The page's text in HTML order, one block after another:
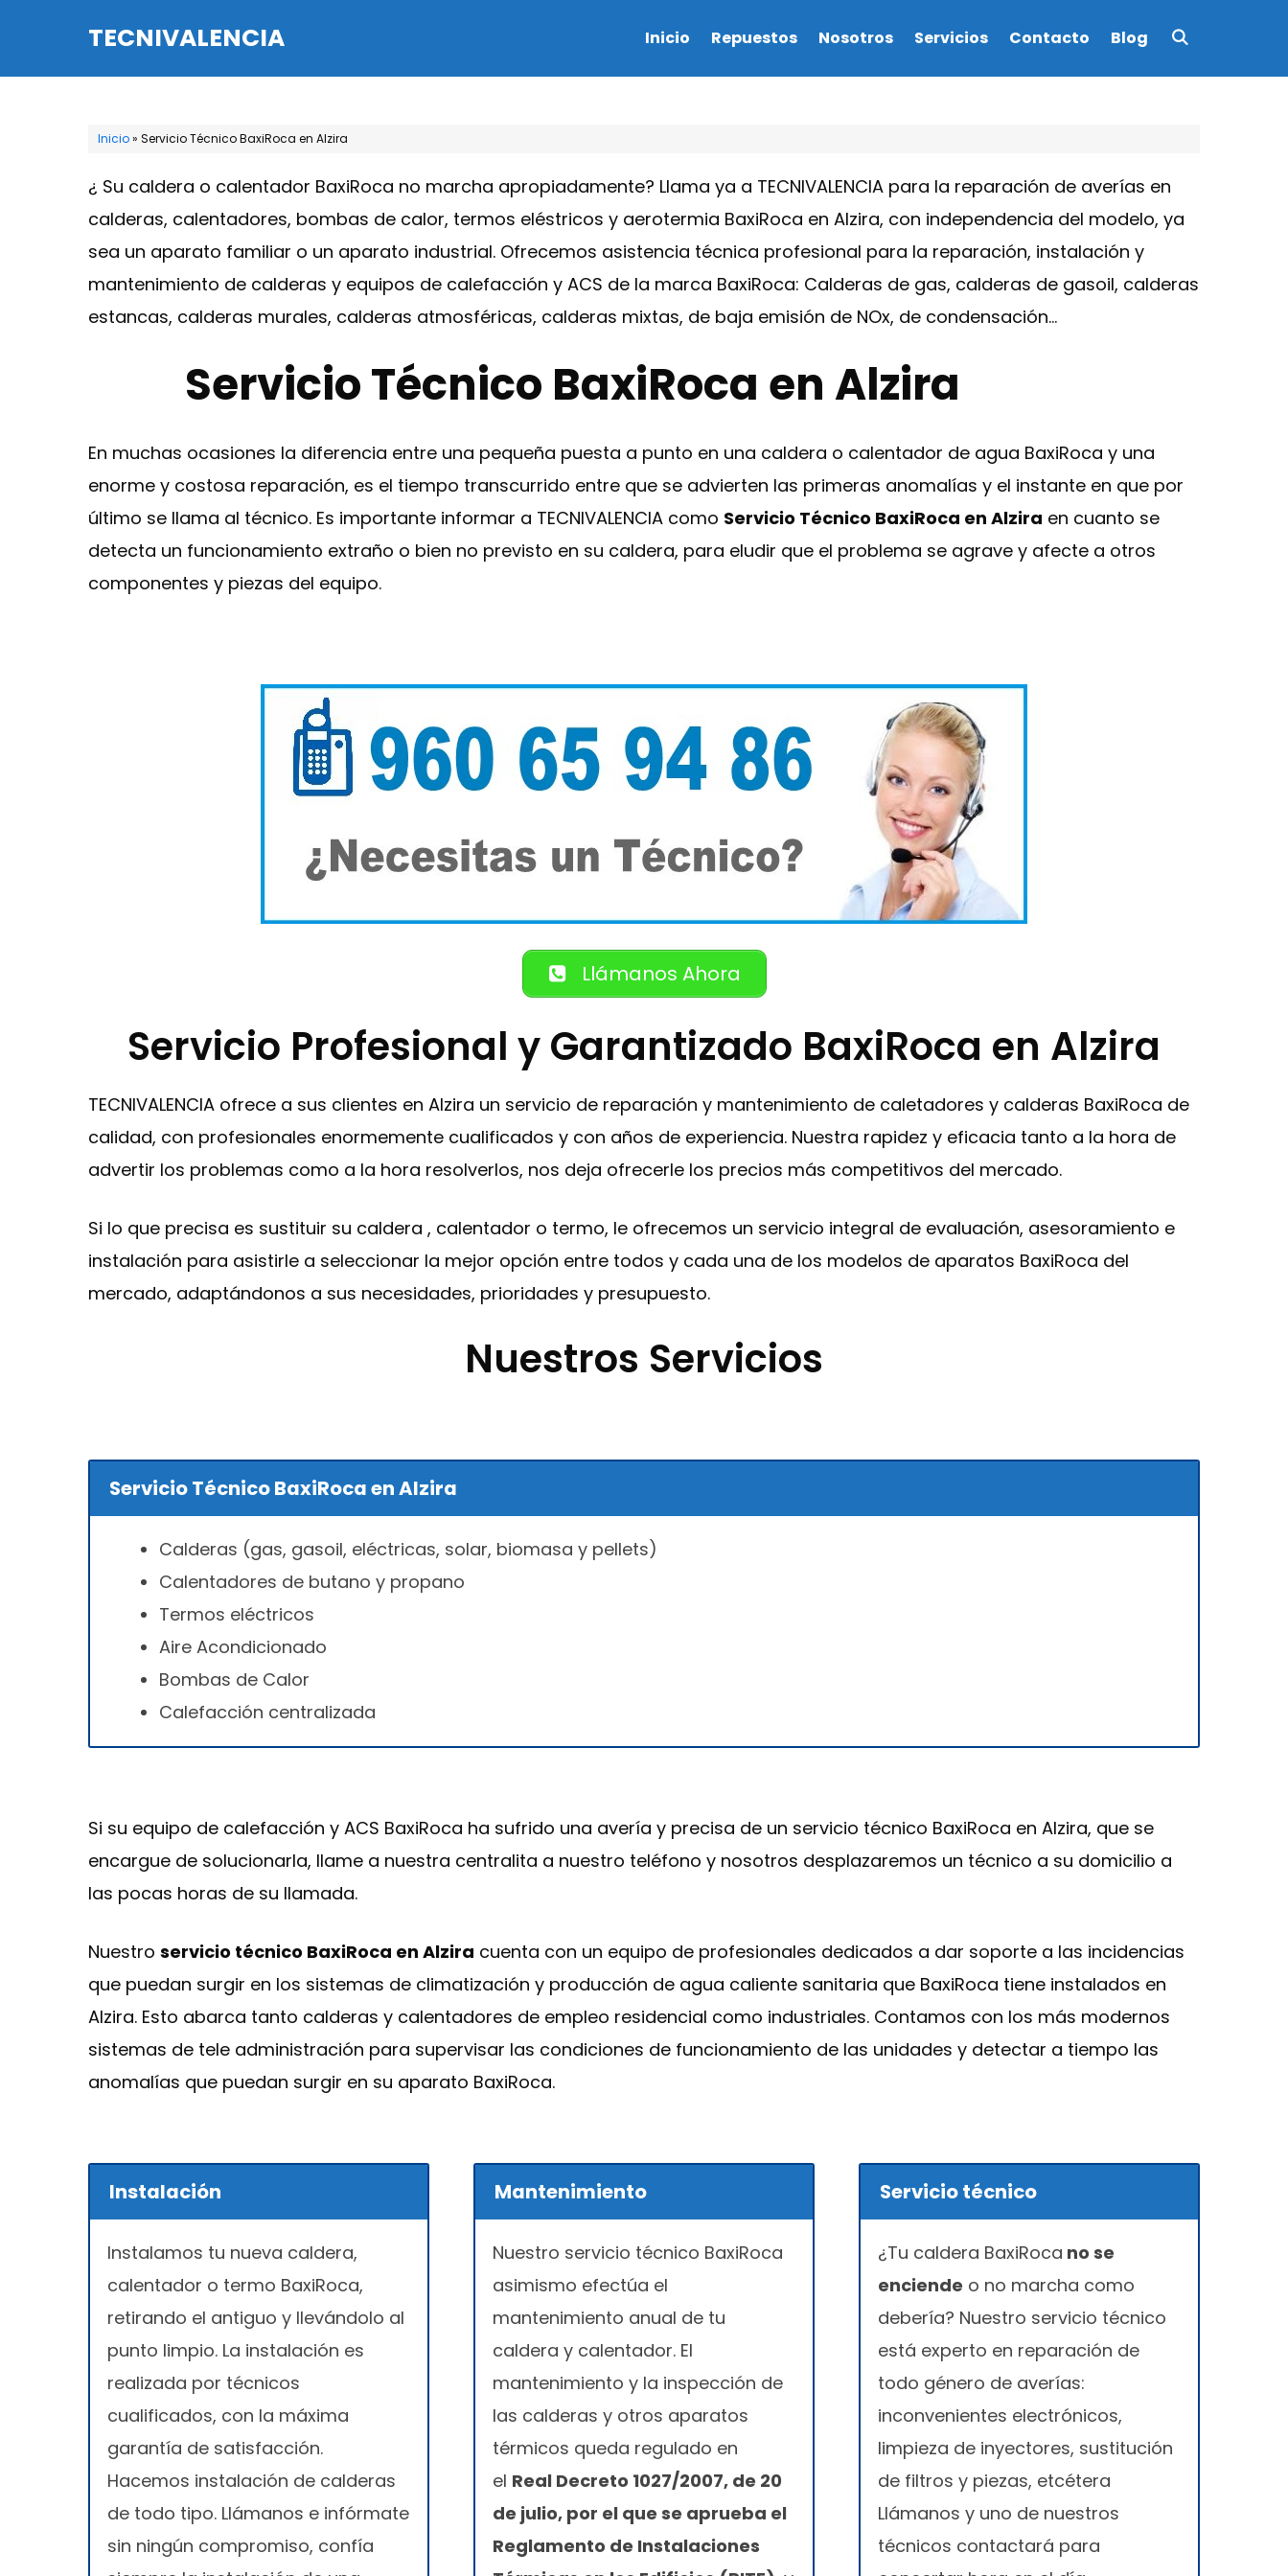
contenido
TECNIVALENCIA Inicio Repuestos Nosotros Servicios Contacto Blog
Inicio» Servicio Técnico BaxiRoca en Alzira
¿ Su caldera o calentador BaxiRoca no marcha apropiadamente? Llama ya a TECNIVALENCIA para la reparación de averías en
calderas, calentadores, bombas de calor, termos eléstricos y aerotermia BaxiRoca en Alzira, con independencia del modelo, ya
sea un aparato familiar o un aparato industrial. Ofrecemos asistencia técnica profesional para la reparación, instalación y
mantenimiento de calderas y equipos de calefacción y ACS de la marca BaxiRoca: Calderas de gas, calderas de gasoil, calderas
estancas, calderas murales, calderas atmosféricas, calderas mixtas, de baja emisión de NOx, de condensación…
Servicio Técnico BaxiRoca en Alzira
En muchas ocasiones la diferencia entre una pequeña puesta a punto en una caldera o calentador de agua BaxiRoca y una
enorme y costosa reparación, es el tiempo transcurrido entre que se advierten las primeras anomalías y el instante en que por
último se llama al técnico. Es importante informar a TECNIVALENCIA como Servicio Técnico BaxiRoca en Alzira en cuanto se
detecta un funcionamiento extraño o bien no previsto en su caldera, para eludir que el problema se agrave y afecte a otros
componentes y piezas del equipo.
Llámanos Ahora
Servicio Profesional y Garantizado BaxiRoca en Alzira
TECNIVALENCIA ofrece a sus clientes en Alzira un servicio de reparación y mantenimiento de caletadores y calderas BaxiRoca de
calidad, con profesionales enormemente cualificados y con años de experiencia. Nuestra rapidez y eficacia tanto a la hora de
advertir los problemas como a la hora resolverlos, nos deja ofrecerle los precios más competitivos del mercado.
Si lo que precisa es sustituir su caldera , calentador o termo, le ofrecemos un servicio integral de evaluación, asesoramiento e
instalación para asistirle a seleccionar la mejor opción entre todos y cada una de los modelos de aparatos BaxiRoca del
mercado, adaptándonos a sus necesidades, prioridades y presupuesto.
Nuestros Servicios
Servicio Técnico BaxiRoca en Alzira
Calderas (gas, gasoil, eléctricas, solar, biomasa y pellets)
Calentadores de butano y propano
Termos eléctricos
Aire Acondicionado
Bombas de Calor
Calefacción centralizada
Si su equipo de calefacción y ACS BaxiRoca ha sufrido una avería y precisa de un servicio técnico BaxiRoca en Alzira, que se
encargue de solucionarla, llame a nuestra centralita a nuestro teléfono y nosotros desplazaremos un técnico a su domicilio a
las pocas horas de su llamada.
Nuestro servicio técnico BaxiRoca en Alzira cuenta con un equipo de profesionales dedicados a dar soporte a las incidencias
que puedan surgir en los sistemas de climatización y producción de agua caliente sanitaria que BaxiRoca tiene instalados en
Alzira. Esto abarca tanto calderas y calentadores de empleo residencial como industriales. Contamos con los más modernos
sistemas de tele administración para supervisar las condiciones de funcionamiento de las unidades y detectar a tiempo las
anomalías que puedan surgir en su aparato BaxiRoca.
Instalación
Instalamos tu nueva caldera,
calentador o termo BaxiRoca,
retirando el antiguo y llevándolo al
punto limpio. La instalación es
realizada por técnicos
cualificados, con la máxima
garantía de satisfacción.
Hacemos instalación de calderas
de todo tipo. Llámanos e infórmate
sin ningún compromiso, confía
Mantenimiento
Nuestro servicio técnico BaxiRoca
asimismo efectúa el
mantenimiento anual de tu
caldera y calentador. El
mantenimiento y la inspección de
las calderas y otros aparatos
térmicos queda regulado en
el Real Decreto 1027/2007, de 20
de julio, por el que se aprueba el
Reglamento de Instalaciones
Servicio técnico
¿Tu caldera BaxiRoca no se
enciende o no marcha como
debería? Nuestro servicio técnico
está experto en reparación de
todo género de averías:
inconvenientes electrónicos,
limpieza de inyectores, sustitución
de filtros y piezas, etcétera
Llámanos y uno de nuestros
técnicos contactará para